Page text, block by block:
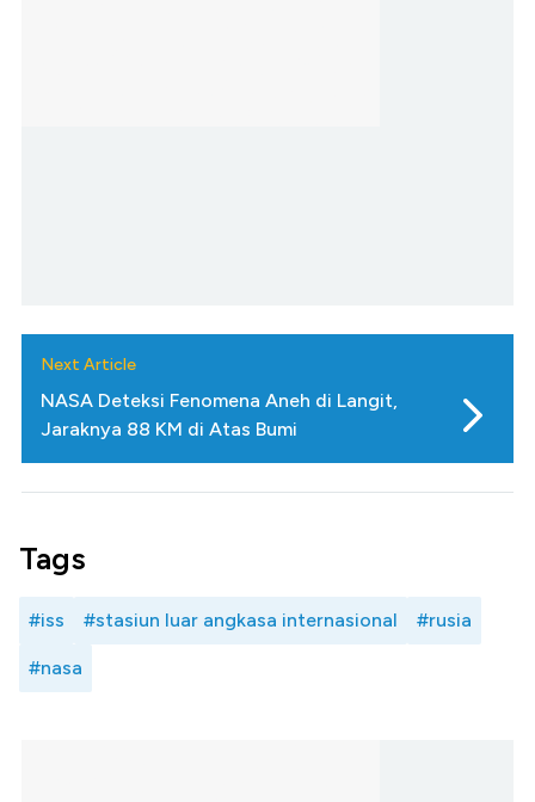
Next Article
NASA Deteksi Fenomena Aneh di Langit,
Jaraknya 88 KM di Atas Bumi
Tags
#iss #stasiun luar angkasa internasional #rusia
#nasa